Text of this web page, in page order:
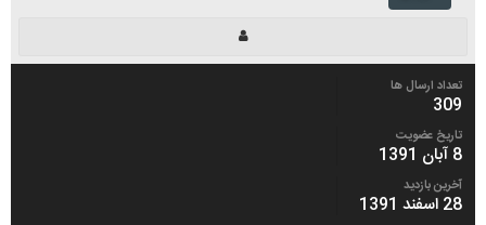
تعداد ارسال ها
309
تاریخ عضویت
8 آبان 1391
آخرین بازدید
28 اسفند 1391